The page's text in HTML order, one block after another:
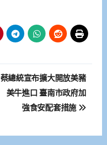
蔡總統宣布擴大開放美豬
美牛進口 臺南市政府加
強食安配套措施